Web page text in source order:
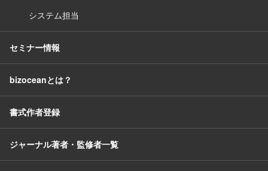
システム担当
セミナー情報
bizoceanとは？
書式作者登録
ジャーナル著者・監修者一覧